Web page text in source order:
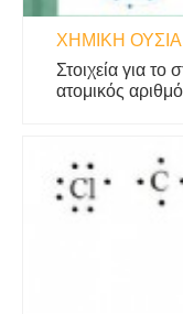
ΧΗΜΙΚΉ ΟΥΣΊΑ
Στοιχεία για
ατομικός